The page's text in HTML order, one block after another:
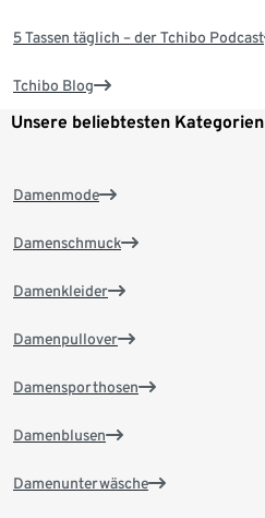
5 Tassen täglich – der Tchibo Podcast
Tchibo Blog
Unsere beliebtesten Kategorien
Damenmode
Damenschmuck
Damenkleider
Damenpullover
Damensporthosen
Damenblusen
Damenunterwäsche